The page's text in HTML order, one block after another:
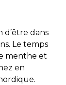
d’être dans
Le temps
menthe et
en